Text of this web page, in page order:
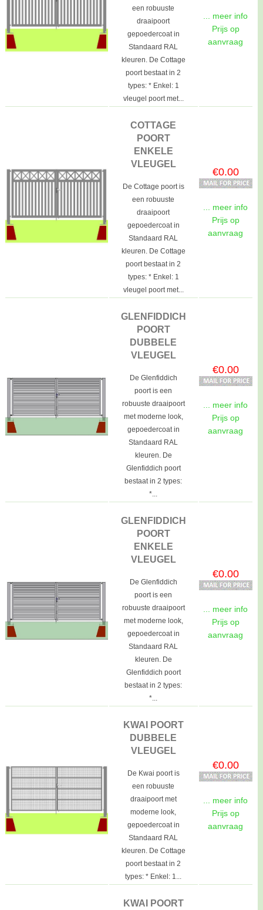
een robuuste
draaipoort
gepoedercoat in
Standaard RAL
kleuren. De Cottage
poort bestaat in 2
types: * Enkel: 1
vleugel poort met...
... meer info
Prijs op
aanvraag
COTTAGE
POORT
ENKELE
VLEUGEL
De Cottage poort is
een robuuste
draaipoort
gepoedercoat in
Standaard RAL
kleuren. De Cottage
poort bestaat in 2
types: * Enkel: 1
vleugel poort met...
€0.00
... meer info
Prijs op
aanvraag
GLENFIDDICH
POORT
DUBBELE
VLEUGEL
De Glenfiddich
poort is een
robuuste draaipoort
met moderne look,
gepoedercoat in
Standaard RAL
kleuren. De
Glenfiddich poort
bestaat in 2 types:
*...
€0.00
... meer info
Prijs op
aanvraag
GLENFIDDICH
POORT
ENKELE
VLEUGEL
De Glenfiddich
poort is een
robuuste draaipoort
met moderne look,
gepoedercoat in
Standaard RAL
kleuren. De
Glenfiddich poort
bestaat in 2 types:
*...
€0.00
... meer info
Prijs op
aanvraag
KWAI POORT
DUBBELE
VLEUGEL
De Kwai poort is
een robuuste
draaipoort met
moderne look,
gepoedercoat in
Standaard RAL
kleuren. De Cottage
poort bestaat in 2
types: * Enkel: 1...
€0.00
... meer info
Prijs op
aanvraag
KWAI POORT